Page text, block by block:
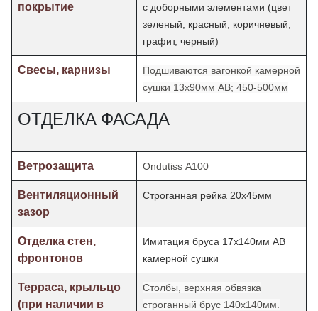
покрытие
с доборными элементами (цвет
зеленый, красный, коричневый,
графит, черный)
Свесы, карнизы
Подшиваются вагонкой камерной
сушки 13х90мм АВ; 450-500мм
ОТДЕЛКА ФАСАДА
Ветрозащита Ondutiss А100
Вентиляционный
зазор
Строганная рейка 20х45мм
Отделка стен,
фронтонов
Имитация бруса 17х140мм АВ
камерной сушки
Терраса, крыльцо
(при наличии в
Столбы, верхняя обвязка
строганный брус 140х140мм.